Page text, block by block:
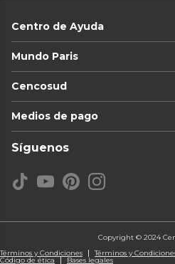
Centro de Ayuda
Mundo Paris
Cencosud
Medios de pago
Síguenos
Copyright © 2024
Términos y Condiciones
Términos y
Código de ética Bases legales